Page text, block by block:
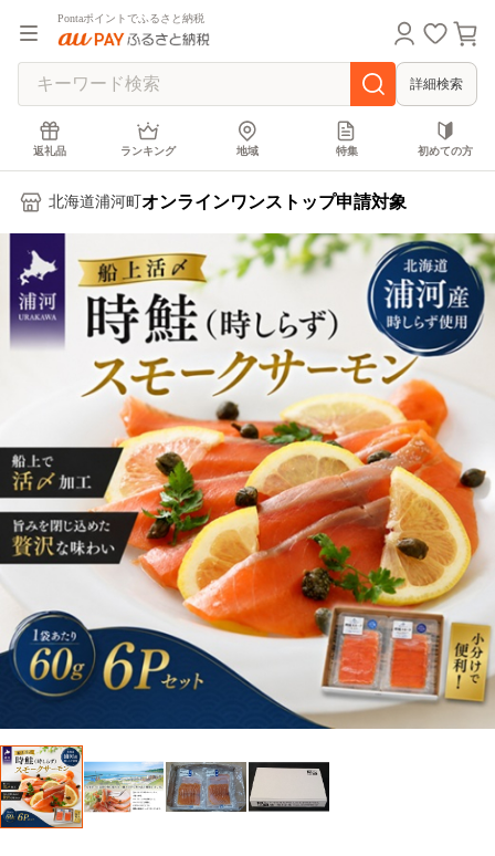
Pontaポイントでふるさと納税
詳細検索
返礼品 ランキング 地域 特集 初めての方
北海道浦河町 オンラインワンストップ申請対象